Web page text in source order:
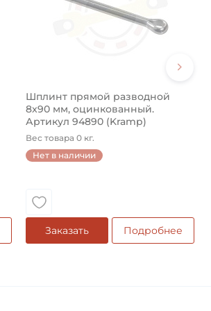
Шплинт прямой разводной
8x90 мм, оцинкованный.
Артикул 94890 (Kramp)
Вес товара 0 кг.
Нет в наличии
Заказать Подробнее